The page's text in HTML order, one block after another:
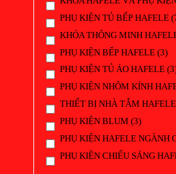
PHỤ KIỆN TỦ BẾP HAFELE
KHÓA THÔNG MINH
PHỤ KIỆN BẾP HAFELE (3)
PHỤ KIỆN TỦ ÁO HAFELE
PHỤ KIỆN NHÔM KÍNH
THIẾT BỊ NHÀ TẮM HAFELE
PHỤ KIỆN BLUM (3)
PHỤ KIỆN HAFELE NGÀNH
PHỤ KIỆN CHIẾU SÁNG